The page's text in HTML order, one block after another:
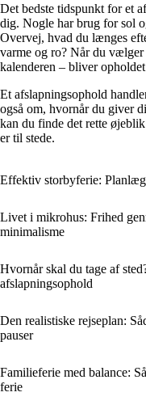
Det bedste tidspunkt for et
dig. Nogle har brug for sol
Overvej, hvad du længes
varme og ro? Når du
kalenderen – bliver
Et afslapningsophold
også om, hvornår du giver
kan du finde det rette
er til stede.
Effektiv storbyferie: Planlæg
Livet i mikrohus: Frihed
minimalisme
Hvornår skal du tage af
afslapningsophold
Den realistiske rejseplan:
pauser
Familieferie med balance:
ferie